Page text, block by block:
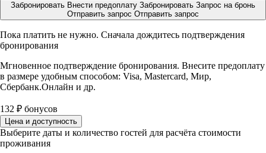
Забронировать Внести предоплату Забронировать Запрос на бронь
Отправить запрос Отправить запрос
Пока платить не нужно. Сначала дождитесь подтверждения
бронирования
Мгновенное подтверждение бронирования. Внесите предоплату
в размере удобным способом: Visa, Mastercard, Мир,
Сбербанк.Онлайн и др.
132 ₽ бонусов
Цена и доступность
Выберите даты и количество гостей для расчёта стоимости
проживания